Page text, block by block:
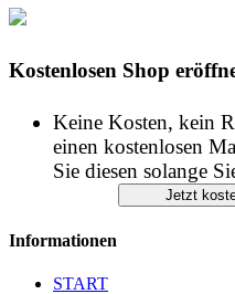
Kostenlosen Shop
Keine Kosten, kein
Sie diesen solange
START
IMPRESSUM
AGB